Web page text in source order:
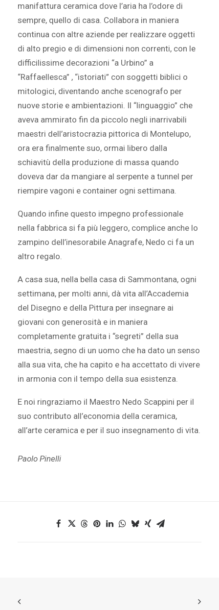
manifattura ceramica dove l’aria ha l’odore di
sempre, quello di casa. Collabora in maniera
continua con altre aziende per realizzare oggetti
di alto pregio e di dimensioni non correnti, con le
difficilissime decorazioni “a Urbino” a
“Raffaellesca” , “istoriati” con soggetti biblici o
mitologici, diventando anche scenografo per
nuove storie e ambientazioni. Il “linguaggio” che
aveva ammirato fin da piccolo negli inarrivabili
maestri dell’aristocrazia pittorica di Montelupo,
ora era finalmente suo, ormai libero dalla
schiavitù della produzione di massa quando
doveva dar da mangiare al serpente a tunnel per
riempire vagoni e container ogni settimana.
Quando infine questo impegno professionale
nella fabbrica si fa più leggero, complice anche lo
zampino dell’inesorabile Anagrafe, Nedo ci fa un
altro regalo.
A casa sua, nella bella casa di Sammontana, ogni
settimana, per molti anni, dà vita all’Accademia
del Disegno e della Pittura per insegnare ai
giovani con generosità e in maniera
completamente gratuita i “segreti” della sua
maestria, segno di un uomo che ha dato un senso
alla sua vita, che ha capito e ha accettato di vivere
in armonia con il tempo della sua esistenza.
E noi ringraziamo il Maestro Nedo Scappini per il
suo contributo all’economia della ceramica,
all’arte ceramica e per il suo insegnamento di vita.
Paolo Pinelli